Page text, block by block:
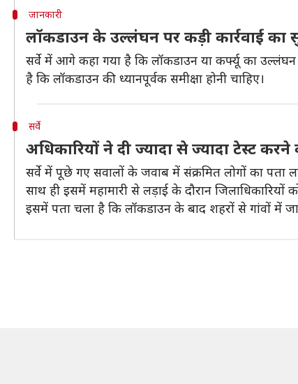
जानकारी
लॉकडाउन के उल्लंघन पर कड़ी कार्रवाई का
सर्वे में आगे कहा गया है कि लॉकडाउन या कर्फ्यू का
है कि लॉकडाउन की ध्यानपूर्वक समीक्षा होनी चाहिए।
सर्वे
अधिकारियों ने दी ज्यादा से ज्यादा टेस्ट
सर्वे में पूछे गए सवालों के जवाब में संक्रमित लोगों का पता
साथ ही इसमें महामारी से लड़ाई के दौरान
इसमें पता चला है कि लॉकडाउन के बाद शहरों से गांवों में